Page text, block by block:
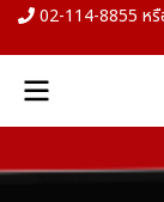
02-114-8855 หรื